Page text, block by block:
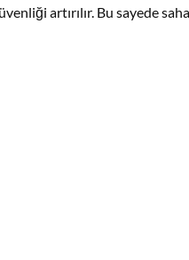
artırılır. Bu sayede